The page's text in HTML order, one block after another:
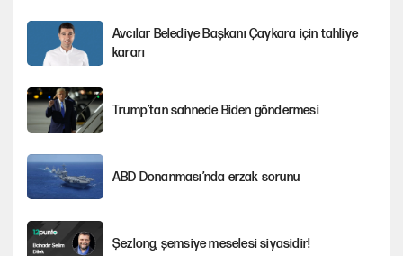
Avcılar Belediye Başkanı Çaykara için tahliye
kararı
Trump’tan sahnede Biden göndermesi
ABD Donanması’nda erzak sorunu
Şezlong, şemsiye meselesi siyasidir!